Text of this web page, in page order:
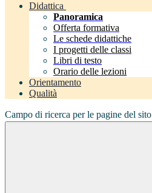
Didattica
Panoramica
Offerta formativa
Le schede didattiche
I progetti delle classi
Libri di testo
Orario delle lezioni
Orientamento
Qualità
Campo di ricerca per le pagine del sito